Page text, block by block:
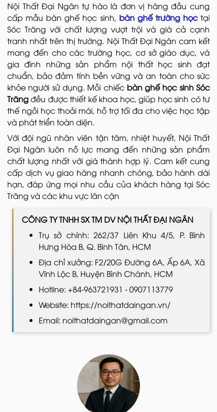
Nội Thất Đại Ngân tự hào là đơn vị hàng đầu cung
cấp mẫu bàn ghế học sinh, bàn ghế trường họctại
Sóc Trăng với chất lượng vượt trội và giá cả cạnh
tranh nhất trên thị trường. Nội Thất Đại Ngân cam kết
mang đến cho các trường học, cơ sở giáo dục, và
gia đình những sản phẩm nội thất học sinh đạt
chuẩn, bảo đảm tính bền vững và an toàn cho sức
khỏe người sử dụng. Mỗi chiếc bàn ghế học sinh Sóc
Trăngđều được thiết kế khoa học, giúp học sinh có tư
thế ngồi học thoải mái, hỗ trợ tối đa cho việc học tập
và phát triển toàn diện.
Với đội ngũ nhân viên tận tâm, nhiệt huyết, Nội Thất
Đại Ngân luôn nỗ lực mang đến những sản phẩm
chất lượng nhất với giá thành hợp lý. Cam kết cung
cấp dịch vụ giao hàng nhanh chóng, bảo hành dài
hạn, đáp ứng mọi nhu cầu của khách hàng tại Sóc
Trăng và các khu vực lân cận
CÔNG TY TNHH SX TM DV NỘI THẤT ĐẠI NGÂN
Trụ sở chính: 262/37 Liên Khu 4/5, P. Bình
Hưng Hòa B, Q. Bình Tân, HCM
Địa chỉ xưởng: F2/20G Đường 6A, Ấp 6A, Xã
Vĩnh Lộc B, Huyện Bình Chánh, HCM
Hotline: +84-963721931 - 0907113779
Website: https://noithatdaingan.vn/
Email: noithatdaingan@gmail.com